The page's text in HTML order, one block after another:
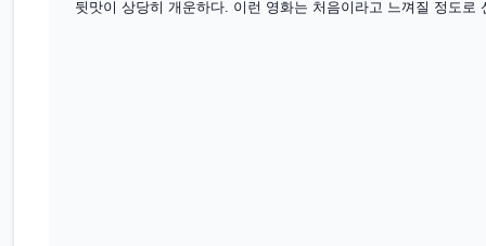
뒷맛이 상당히 개운하다. 이런 영화는 처음이라고 느껴질 정도로